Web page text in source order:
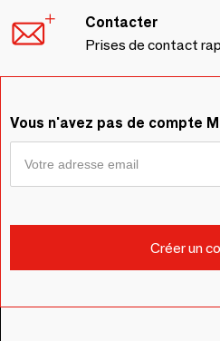
Contacter
Prises de contact
Vous n'avez pas de compte